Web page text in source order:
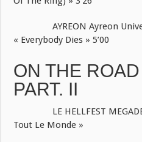
AYREON Ayreon
« Everybody Dies » 5’00
ON THE
PART. II
LE HELLFEST
Tout Le Monde »